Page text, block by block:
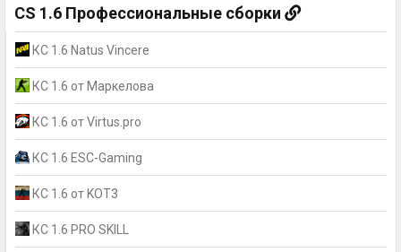
CS 1.6 Профессиональные сборки
КС 1.6 Natus Vincere
КС 1.6 от Маркелова
КС 1.6 от Virtus.pro
КС 1.6 ESC-Gaming
КС 1.6 от KOT3
КС 1.6 PRO SKILL